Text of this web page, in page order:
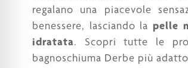
regalano una piacevole
benessere, lasciando la pelle
idratata. Scopri tutte le
bagnoschiuma Derbe più